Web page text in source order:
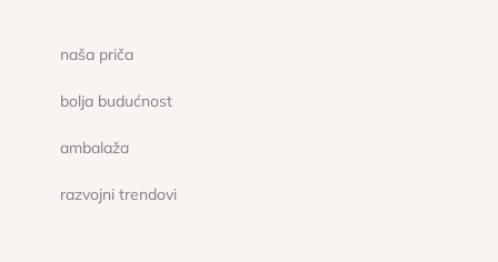
naša priča
bolja budućnost
ambalaža
razvojni trendovi